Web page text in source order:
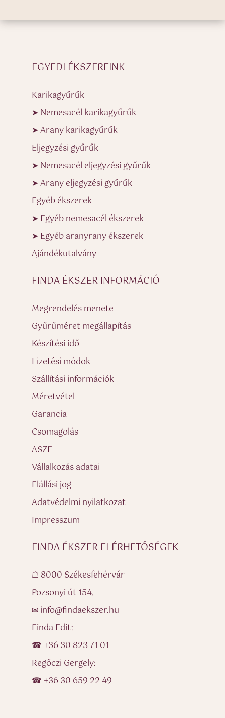
EGYEDI ÉKSZEREINK
Karikagyűrűk
➤ Nemesacél karikagyűrűk
➤ Arany karikagyűrűk
Eljegyzési gyűrűk
➤ Nemesacél eljegyzési gyűrűk
➤ Arany eljegyzési gyűrűk
Egyéb ékszerek
➤ Egyéb nemesacél ékszerek
➤ Egyéb aranyrany ékszerek
Ajándékutalvány
FINDA ÉKSZER INFORMÁCIÓ
Megrendelés menete
Gyűrűméret megállapítás
Készítési idő
Fizetési módok
Szállítási információk
Méretvétel
Garancia
Csomagolás
ASZF
Vállalkozás adatai
Elállási jog
Adatvédelmi nyilatkozat
Impresszum
FINDA ÉKSZER ELÉRHETŐSÉGEK
☖ 8000 Székesfehérvár
Pozsonyi út 154.
✉ info@findaekszer.hu
Finda Edit:
☎ +36 30 823 71 01
Regőczi Gergely:
☎ +36 30 659 22 49